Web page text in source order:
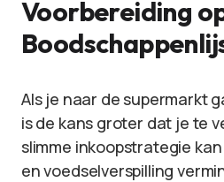
Voorbereiding
Als je naar de supermarkt
is de kans groter dat je te
slimme inkoopstrategie
en voedselverspilling